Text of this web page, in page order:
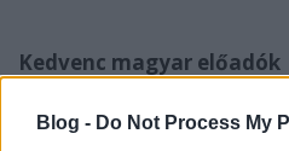
Blog - Do Not Process My
Kedvenc magyar előadók